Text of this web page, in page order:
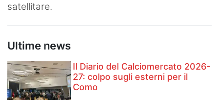
satellitare.
Ultime news
Il Diario del Calciomercato 2026-
27: colpo sugli esterni per il
Como